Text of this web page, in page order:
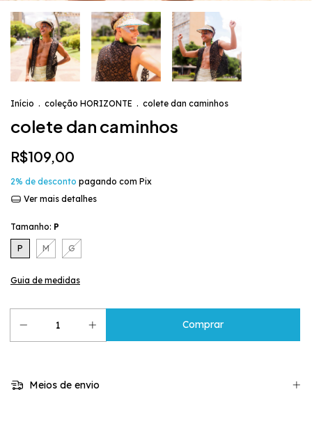
Início . coleção HORIZONTE . colete dan caminhos
colete dan caminhos
R$109,00
2% de desconto pagando com Pix
Ver mais detalhes
Tamanho: P
P M G
Guia de medidas
Meios de envio